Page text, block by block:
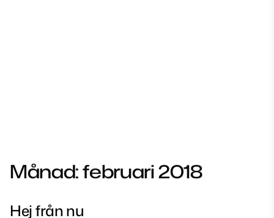
Månad:februari 2018
Hej från nu